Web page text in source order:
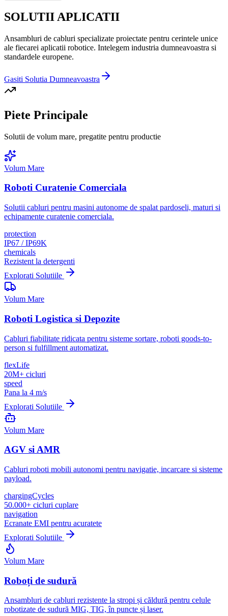
SOLUTII APLICATII
Ansambluri de cabluri specializate proiectate pentru cerintele unice
ale fiecarei aplicatii robotice. Intelegem industria dumneavoastra si
standardele europene.
Gasiti Solutia Dumneavoastra
Piete Principale
Solutii de volum mare, pregatite pentru productie
Volum Mare
Roboti Curatenie Comerciala
Solutii cabluri pentru masini autonome de spalat pardoseli, maturi si
echipamente curatenie comerciala.
protection
IP67 / IP69K
chemicals
Rezistent la detergenti
Explorati Solutiile
Volum Mare
Roboti Logistica si Depozite
Cabluri fiabilitate ridicata pentru sisteme sortare, roboti goods-to-
person si fulfillment automatizat.
flexLife
20M+ cicluri
speed
Pana la 4 m/s
Explorati Solutiile
Volum Mare
AGV si AMR
Cabluri roboti mobili autonomi pentru navigatie, incarcare si sisteme
payload.
chargingCycles
50.000+ cicluri cuplare
navigation
Ecranate EMI pentru acuratete
Explorati Solutiile
Volum Mare
Roboți de sudură
Ansambluri de cabluri rezistente la stropi și căldură pentru celule
robotizate de sudură MIG, TIG, în puncte și laser.